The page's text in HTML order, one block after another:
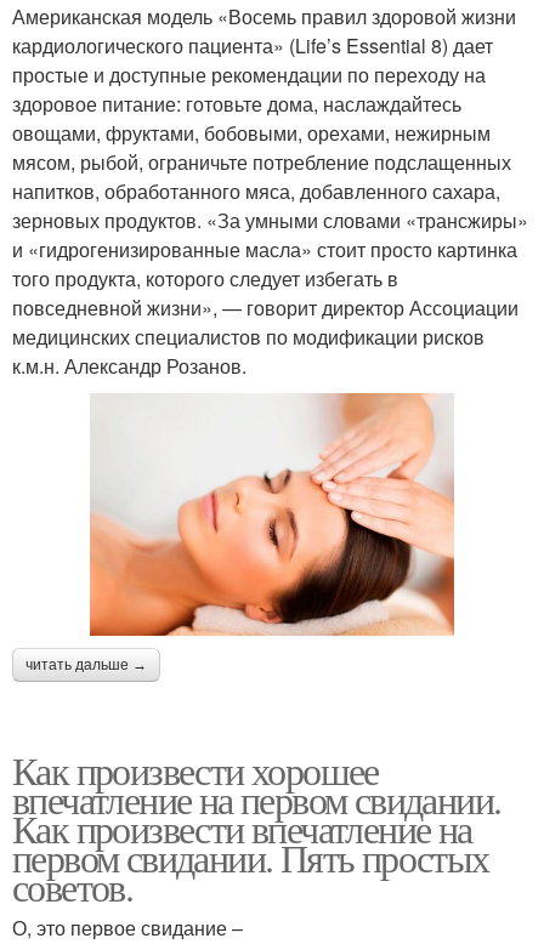
Американская модель «Восемь правил здоровой жизни
кардиологического пациента» (Life’s Essential 8) дает
простые и доступные рекомендации по переходу на
здоровое питание: готовьте дома, наслаждайтесь
овощами, фруктами, бобовыми, орехами, нежирным
мясом, рыбой, ограничьте потребление подслащенных
напитков, обработанного мяса, добавленного сахара,
зерновых продуктов. «За умными словами «трансжиры»
и «гидрогенизированные масла» стоит просто картинка
того продукта, которого следует избегать в
повседневной жизни», — говорит директор Ассоциации
медицинских специалистов по модификации рисков
к.м.н. Александр Розанов.
читать дальше →
Как произвести хорошее
впечатление на первом свидании.
Как произвести впечатление на
первом свидании. Пять простых
советов.
О, это первое свидание –